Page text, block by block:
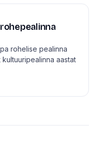
rohelise pealinna
aastat